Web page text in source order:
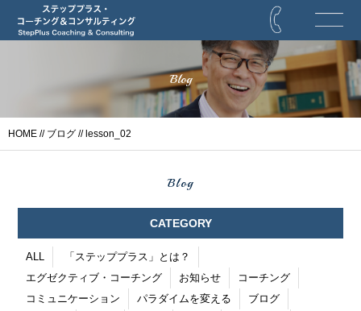
Blog
HOME // ブログ // lesson_02
Blog
CATEGORY
ALL
「ステッププラス」とは？
エグゼクティブ・コーチング
お知らせ
コーチング
コミュニケーション
パラダイムを変える
ブログ